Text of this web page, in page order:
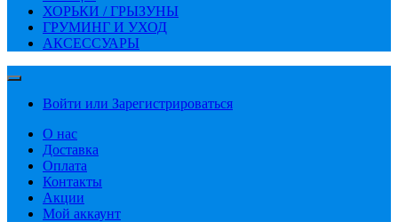
ХОРЬКИ / ГРЫЗУНЫ
ГРУМИНГ И УХОД
АКСЕССУАРЫ
Войти или Зарегистрироваться
О нас
Доставка
Оплата
Контакты
Акции
Мой аккаунт